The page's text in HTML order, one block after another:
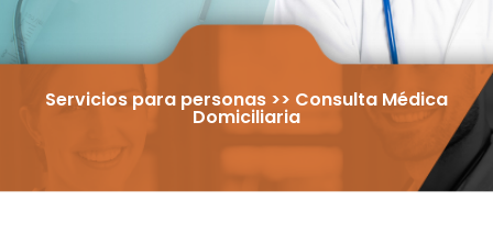
Servicios para personas >> Consulta Médica
Domiciliaria